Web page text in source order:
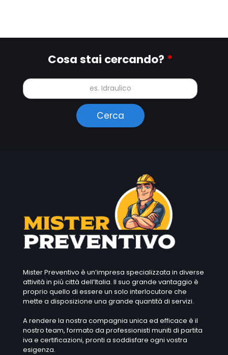
Cosa stai cercando? *
Mister Preventivo è un’impresa specializzata in diverse
attività in più città dell’Italia. Il suo grande vantaggio è
proprio quello di essere un solo interlocutore che
mette a disposizione una grande quantità di servizi.
A rendere la nostra compagnia unica ed efficace è il
nostro team, formato da professionisti muniti di partita
iva e certificazioni, pronti a soddisfare ogni vostra
esigenza.